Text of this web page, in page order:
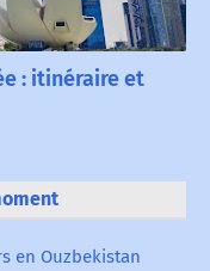
: itinéraire et
en Ouzbekistan